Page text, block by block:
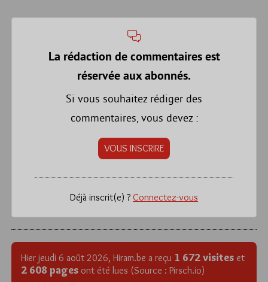
La rédaction de commentaires est
réservée aux abonnés.
Si vous souhaitez rédiger des
commentaires, vous devez :
VOUS INSCRIRE
Déjà inscrit(e) ? Connectez-vous
Hier jeudi 6 août 2026, Hiram.be a reçu 1 672 visites et
2 608 pages ont été lues (Source : Pirsch.io)